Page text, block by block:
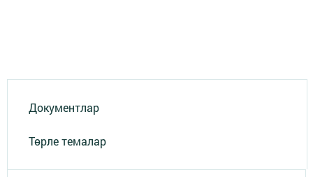
Документлар
Төрле темалар